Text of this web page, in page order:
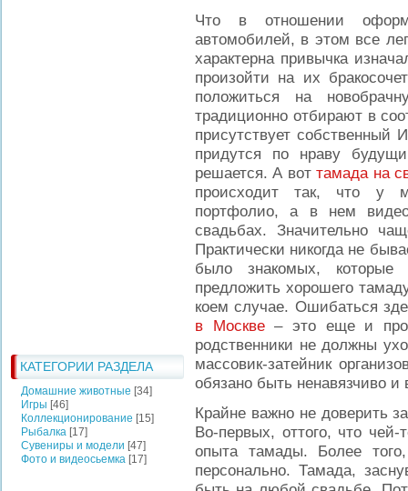
КАТЕГОРИИ РАЗДЕЛА
Домашние животные [34]
Игры [46]
Коллекционирование [15]
Рыбалка [17]
Сувениры и модели [47]
Фото и видеосьемка [17]
Что в отношении
автомобилей, в этом все
характерна привычка
произойти на их
положиться на
традиционно отбирают в
присутствует собственный
придутся по нраву
решается. А воттамада на
происходит так, что у
портфолио, а в нем
свадьбах. Значительно
Практически никогда не
было знакомых,
предложить хорошего
коем случае. Ошибаться
в Москве– это еще и
родственники не должны
массовик-затейник
обязано быть ненавязчиво и
Крайне важно не доверить
Во-первых, оттого, что
опыта тамады. Более
персонально. Тамада,